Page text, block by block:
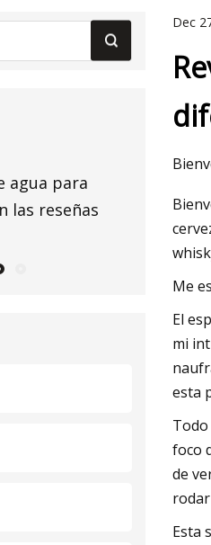
construyen
hecha
Mar 06, 2023
Amazon
Dec
Me
El
mi
esta
foco
de
Esta